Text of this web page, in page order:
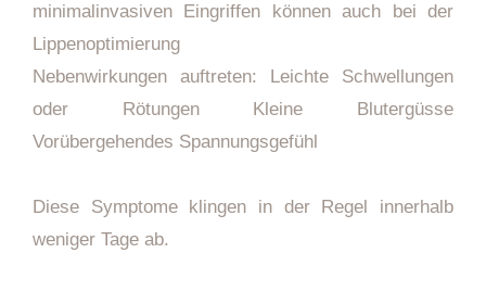
minimalinvasiven Eingriffen können auch bei der
Lippenoptimierung
Nebenwirkungen auftreten: Leichte Schwellungen
oder Rötungen Kleine Blutergüsse
Vorübergehendes Spannungsgefühl
Diese Symptome klingen in der Regel innerhalb
weniger Tage ab.